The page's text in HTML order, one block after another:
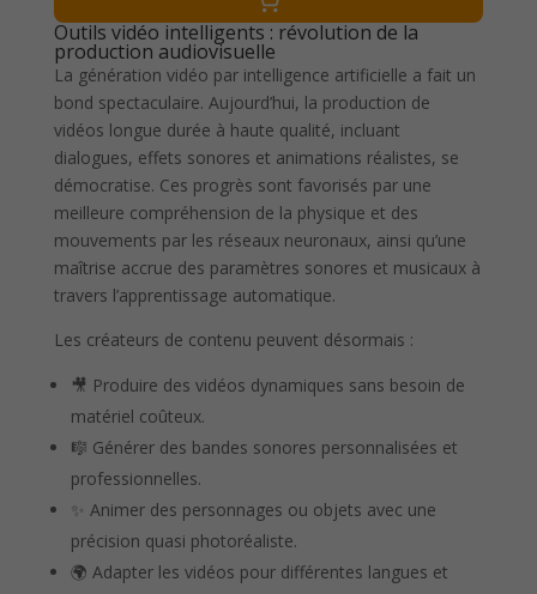
Outils vidéo intelligents : révolution de la
production audiovisuelle
La génération vidéo par intelligence artificielle a fait un
bond spectaculaire. Aujourd’hui, la production de
vidéos longue durée à haute qualité, incluant
dialogues, effets sonores et animations réalistes, se
démocratise. Ces progrès sont favorisés par une
meilleure compréhension de la physique et des
mouvements par les réseaux neuronaux, ainsi qu’une
maîtrise accrue des paramètres sonores et musicaux à
travers l’apprentissage automatique.
Les créateurs de contenu peuvent désormais :
🎥 Produire des vidéos dynamiques sans besoin de
matériel coûteux.
🎼 Générer des bandes sonores personnalisées et
professionnelles.
✨ Animer des personnages ou objets avec une
précision quasi photoréaliste.
🌍 Adapter les vidéos pour différentes langues et